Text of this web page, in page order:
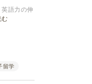
語力の伸
む
留学